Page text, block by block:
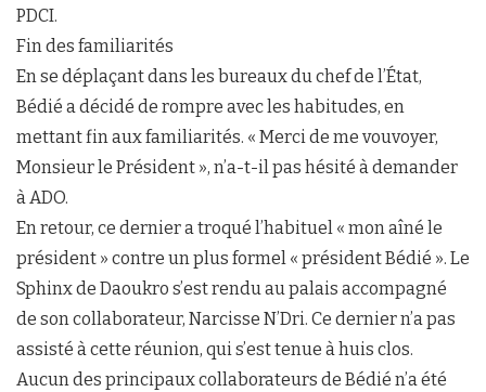
PDCI.
Fin des familiarités
En se déplaçant dans les bureaux du chef de l’État,
Bédié a décidé de rompre avec les habitudes, en
mettant fin aux familiarités. « Merci de me vouvoyer,
Monsieur le Président », n’a-t-il pas hésité à demander
à ADO.
En retour, ce dernier a troqué l’habituel « mon aîné le
président » contre un plus formel « président Bédié ». Le
Sphinx de Daoukro s’est rendu au palais accompagné
de son collaborateur, Narcisse N’Dri. Ce dernier n’a pas
assisté à cette réunion, qui s’est tenue à huis clos.
Aucun des principaux collaborateurs de Bédié n’a été